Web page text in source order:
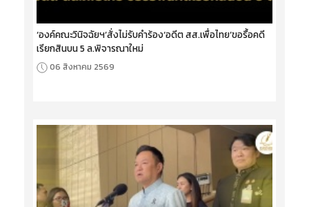
‘องค์คณะวินิจฉัยฯ’สั่งไม่รับคำร้อง‘อดีต สส.เพื่อไทย’ขอรื้อคดี
เรียกสินบน 5 ล.พิจารณาใหม่
06 สิงหาคม 2569